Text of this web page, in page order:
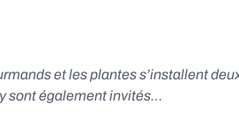
et les plantes s’installent
sont également invités…